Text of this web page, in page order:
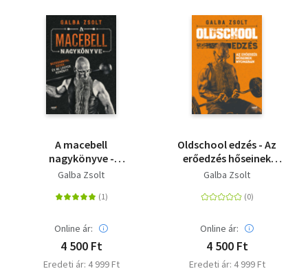
Társadalomtudomány
Természettudomány
Történelem
A macebell
nagykönyve -
Buzogánnyal edzek, és
Galba Zsolt
Online ár:
4 500 Ft
Eredeti ár: 4 999 Ft
Oldschool edzés - Az
erőedzés hőseinek
nyomában
Galba Zsolt
Online ár:
4 500 Ft
Eredeti ár: 4 999 Ft